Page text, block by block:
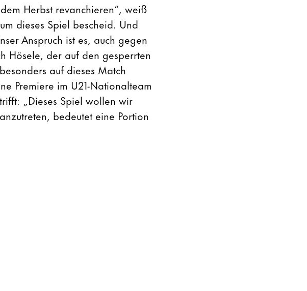
Herbst revanchieren“, weiß
dieses Spiel bescheid. Und
Anspruch ist es, auch gegen
Hösele, der auf den gesperrten
auf dieses Match
Premiere im U21-Nationalteam
„Dieses Spiel wollen wir
bedeutet eine Portion